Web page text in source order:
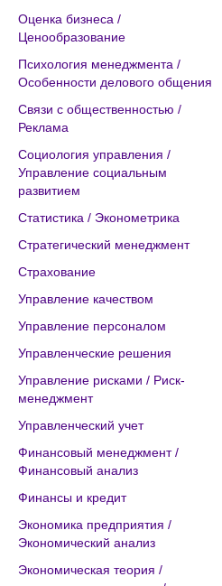
Оценка бизнеса /
Ценообразование
Психология менеджмента /
Особенности делового общения
Связи с общественностью /
Реклама
Социология управления /
Управление социальным
развитием
Статистика / Эконометрика
Стратегический менеджмент
Страхование
Управление качеством
Управление персоналом
Управленческие решения
Управление рисками / Риск-
менеджмент
Управленческий учет
Финансовый менеджмент /
Финансовый анализ
Финансы и кредит
Экономика предприятия /
Экономический анализ
Экономическая теория /